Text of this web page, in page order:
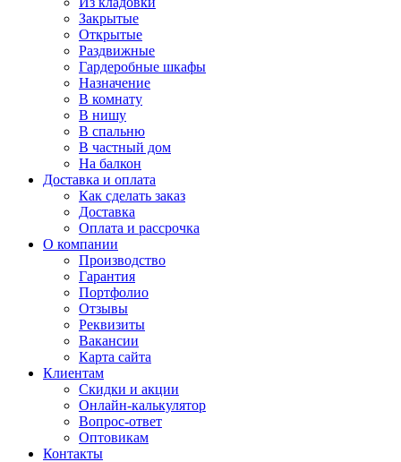
Закрытые
Открытые
Раздвижные
Гардеробные шкафы
Назначение
В комнату
В нишу
В спальню
В частный дом
На балкон
Доставка и оплата
Как сделать заказ
Доставка
Оплата и рассрочка
О компании
Производство
Гарантия
Портфолио
Отзывы
Реквизиты
Вакансии
Карта сайта
Клиентам
Скидки и акции
Онлайн-калькулятор
Вопрос-ответ
Оптовикам
Контакты